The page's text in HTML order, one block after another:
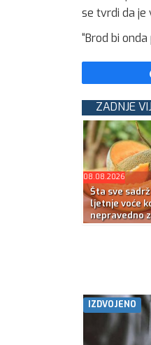
se tvrdi da je
“Brod bi
ZADNJE
08.08.2026
Šta sve
ljetnje voće
nepravedno
IZDVOJENO